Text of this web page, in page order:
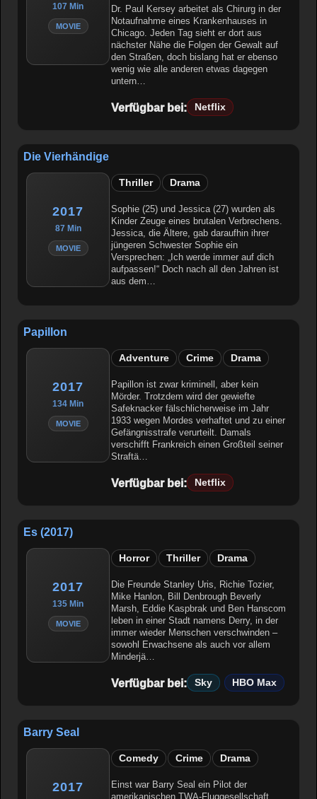
107 Min
MOVIE
Dr. Paul Kersey arbeitet als Chirurg in der
Notaufnahme eines Krankenhauses in
Chicago. Jeden Tag sieht er dort aus
nächster Nähe die Folgen der Gewalt auf
den Straßen, doch bislang hat er ebenso
wenig wie alle anderen etwas dagegen
untern…
Verfügbar bei: Netflix
Die Vierhändige
2017
87 Min
MOVIE
Thriller Drama
Sophie (25) und Jessica (27) wurden als
Kinder Zeuge eines brutalen Verbrechens.
Jessica, die Ältere, gab daraufhin ihrer
jüngeren Schwester Sophie ein
Versprechen: „Ich werde immer auf dich
aufpassen!“ Doch nach all den Jahren ist
aus dem…
Papillon
2017
134 Min
MOVIE
Adventure Crime Drama
Papillon ist zwar kriminell, aber kein
Mörder. Trotzdem wird der gewiefte
Safeknacker fälschlicherweise im Jahr
1933 wegen Mordes verhaftet und zu einer
Gefängnisstrafe verurteilt. Damals
verschifft Frankreich einen Großteil seiner
Straftä…
Verfügbar bei: Netflix
Es (2017)
2017
135 Min
MOVIE
Horror Thriller Drama
Die Freunde Stanley Uris, Richie Tozier,
Mike Hanlon, Bill Denbrough Beverly
Marsh, Eddie Kaspbrak und Ben Hanscom
leben in einer Stadt namens Derry, in der
immer wieder Menschen verschwinden –
sowohl Erwachsene als auch vor allem
Minderjä…
Verfügbar bei: Sky HBO Max
Barry Seal
2017
Comedy Crime Drama
Einst war Barry Seal ein Pilot der
amerikanischen TWA-Fluggesellschaft.